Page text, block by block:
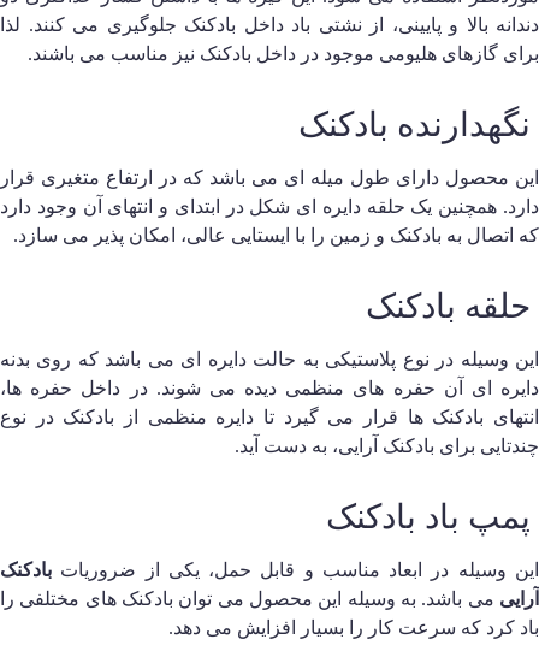
بالا و پایینی، از نشتی باد داخل بادکنک جلوگیری می کنند. لذا
گازهای هلیومی موجود در داخل بادکنک نیز مناسب می‌ باشند.
بادکنک
محصول دارای طول میله ای می‌ باشد که در ارتفاع متغیری قرار
همچنین یک حلقه دایره ای شکل در ابتدای و انتهای آن وجود دارد
اتصال به بادکنک و زمین را با ایستایی عالی، امکان پذیر می سازد.
بادکنک
وسیله در نوع پلاستیکی به حالت دایره ای می‌ باشد که روی بدنه
ای آن حفره های منظمی دیده می‌ شوند. در داخل حفره ها،
بادکنک ها قرار می گیرد تا دایره منظمی از بادکنک در نوع
برای بادکنک آرایی، به دست آید.
باد بادکنک
وسیله در ابعاد مناسب و قابل حمل، یکی از ضروریاتبادکنک
می‌ باشد. به وسیله این محصول می‌ توان بادکنک های مختلفی را
کرد که سرعت کار را بسیار افزایش می‌ دهد.